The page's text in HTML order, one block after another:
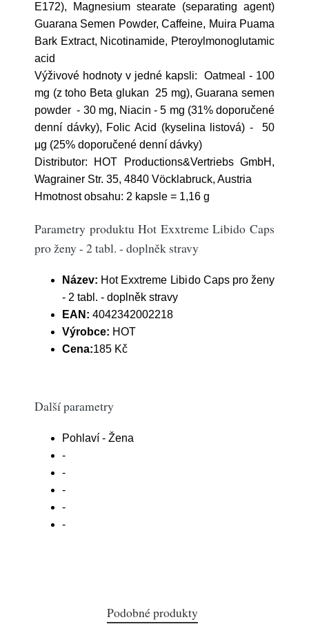
E172), Magnesium stearate (separating agent)
Guarana Semen Powder, Caffeine, Muira Puama
Bark Extract, Nicotinamide, Pteroylmonoglutamic
acid
Výživové hodnoty v jedné kapsli: Oatmeal - 100
mg (z toho Beta glukan 25 mg), Guarana semen
powder - 30 mg, Niacin - 5 mg (31% doporučené
denní dávky), Folic Acid (kyselina listová) - 50
μg (25% doporučené denní dávky)
Distributor: HOT Productions&Vertriebs GmbH,
Wagrainer Str. 35, 4840 Vöcklabruck, Austria
Hmotnost obsahu: 2 kapsle = 1,16 g
Parametry produktu Hot Exxtreme Libido Caps
pro ženy - 2 tabl. - doplněk stravy
Název: Hot Exxtreme Libido Caps pro ženy
- 2 tabl. - doplněk stravy
EAN: 4042342002218
Výrobce: HOT
Cena:185 Kč
Další parametry
Pohlaví - Žena
-
-
-
-
-
Podobné produkty